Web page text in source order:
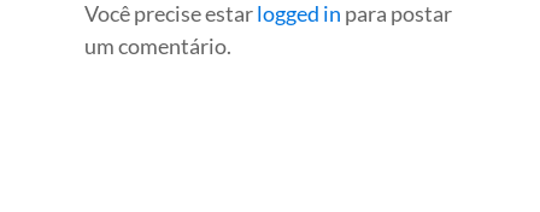
Você precise estarlogged in para postar
um comentário.